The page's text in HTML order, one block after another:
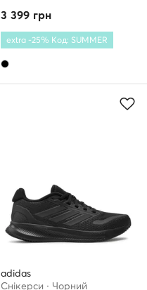
3 399 грн
extra -25% Код: SUMMER
adidas
Снікерcи · Чорний